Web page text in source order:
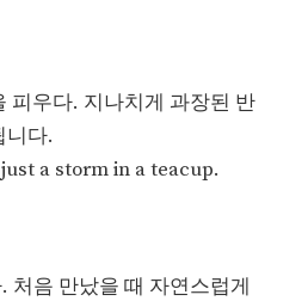
피우다. 지나치게 과장된 반
니다.
just a storm in a teacup.
처음 만났을 때 자연스럽게